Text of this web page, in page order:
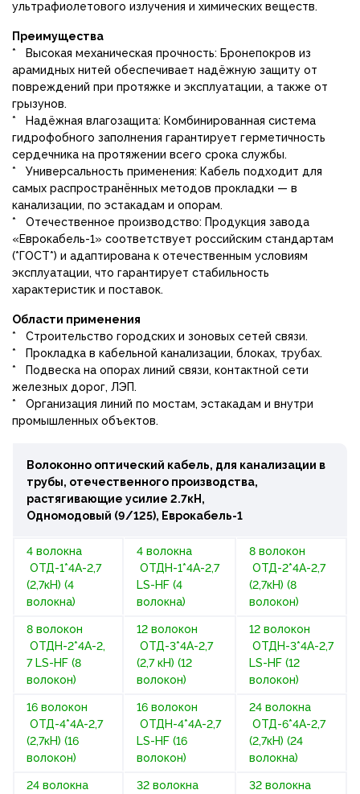
ультрафиолетового излучения и химических веществ.
Преимущества
* Высокая механическая прочность: Бронепокров из
арамидных нитей обеспечивает надёжную защиту от
повреждений при протяжке и эксплуатации, а также от
грызунов.
* Надёжная влагозащита: Комбинированная система
гидрофобного заполнения гарантирует герметичность
сердечника на протяжении всего срока службы.
* Универсальность применения: Кабель подходит для
самых распространённых методов прокладки — в
канализации, по эстакадам и опорам.
* Отечественное производство: Продукция завода
«Еврокабель-1» соответствует российским стандартам
(*ГОСТ*) и адаптирована к отечественным условиям
эксплуатации, что гарантирует стабильность
характеристик и поставок.
Области применения
* Строительство городских и зоновых сетей связи.
* Прокладка в кабельной канализации, блоках, трубах.
* Подвеска на опорах линий связи, контактной сети
железных дорог, ЛЭП.
* Организация линий по мостам, эстакадам и внутри
промышленных объектов.
Волоконно оптический кабель, для канализации в
трубы, отечественного производства,
растягивающие усилие 2.7кН,
Одномодовый (9/125), Еврокабель-1
4 волокна
ОТД-1*4А-2,7
(2,7кН) (4
волокна)
4 волокна
ОТДН-1*4А-2,7
LS-HF (4
волокна)
8 волокон
ОТД-2*4А-2,7
(2,7кН) (8
волокон)
8 волокон
ОТДН-2*4А-2,
7 LS-HF (8
волокон)
12 волокон
ОТД-3*4А-2,7
(2,7 кН) (12
волокон)
12 волокон
ОТДН-3*4А-2,7
LS-HF (12
волокон)
16 волокон
ОТД-4*4А-2,7
(2,7кН) (16
волокон)
16 волокон
ОТДН-4*4А-2,7
LS-HF (16
волокон)
24 волокна
ОТД-6*4А-2,7
(2,7кН) (24
волокна)
24 волокна
32 волокна
32 волокна